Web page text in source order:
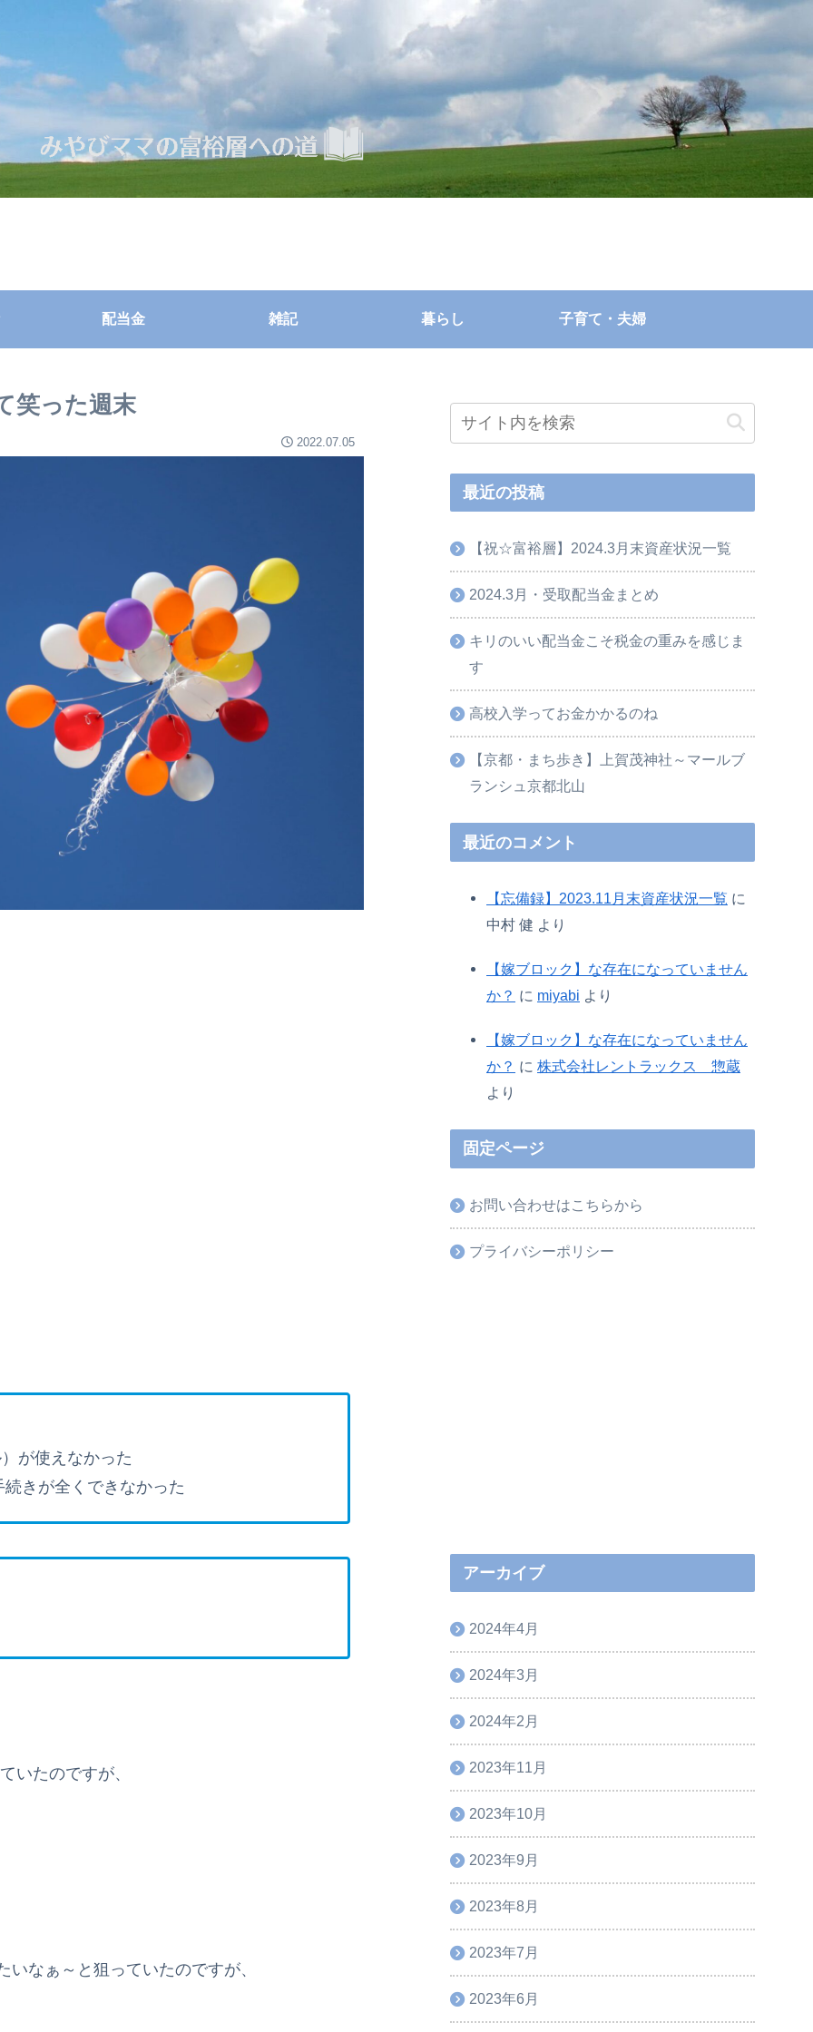
配当金 雑記 暮らし 子育て・夫婦
笑った週末
2022.07.05
が使えなかった
きが全くできなかった
いたのですが、
なぁ～と狙っていたのですが、
最近の投稿
【祝☆富裕層】2024.3月末資産状況一覧
2024.3月・受取配当金まとめ
キリのいい配当金こそ税金の重みを感じま
す
高校入学ってお金かかるのね
【京都・まち歩き】上賀茂神社～マールブ
ランシュ京都北山
最近のコメント
【忘備録】2023.11月末資産状況一覧 に
中村 健 より
【嫁ブロック】な存在になっていません
か？ に miyabi より
【嫁ブロック】な存在になっていません
か？ に 株式会社レントラックス 惣蔵
より
固定ページ
お問い合わせはこちらから
プライバシーポリシー
アーカイブ
2024年4月
2024年3月
2024年2月
2023年11月
2023年10月
2023年9月
2023年8月
2023年7月
2023年6月